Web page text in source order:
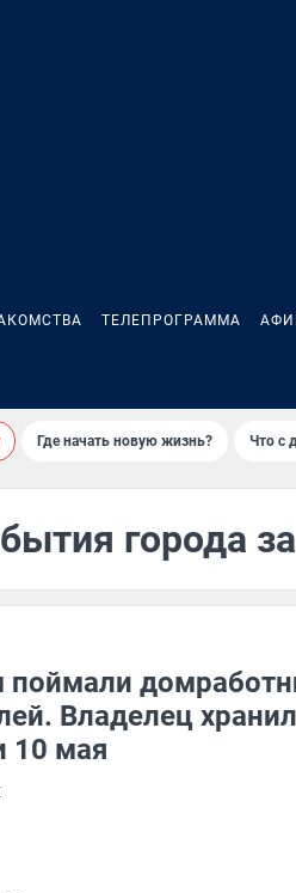
ТЕЛЕПРОГРАММА
Где начать новую жизнь? Что с
города
поймали
Владелец
10 мая